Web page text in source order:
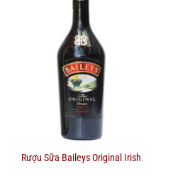
Rượu Sữa Baileys Original Irish